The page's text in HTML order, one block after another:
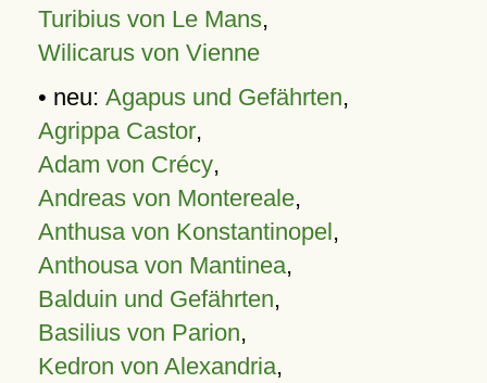
Turibius von Le Mans,
Wilicarus von Vienne
• neu: Agapus und Gefährten,
Agrippa Castor,
Adam von Crécy,
Andreas von Montereale,
Anthusa von Konstantinopel,
Anthousa von Mantinea,
Balduin und Gefährten,
Basilius von Parion,
Kedron von Alexandria,